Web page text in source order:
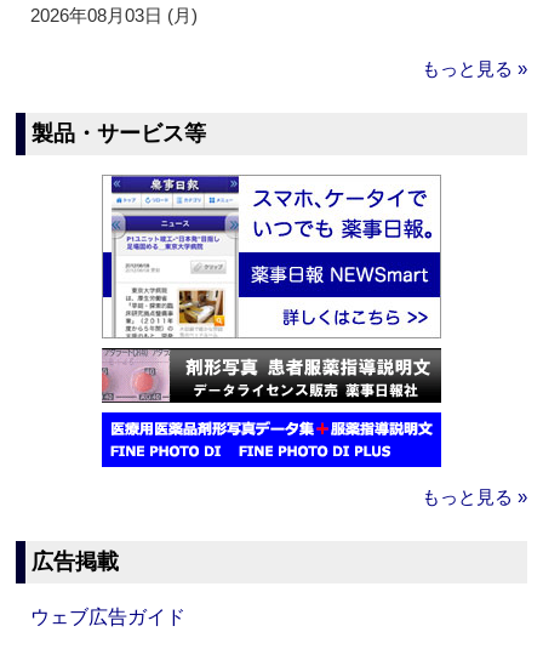
2026年08月03日 (月)
もっと見る »
製品・サービス等
もっと見る »
広告掲載
ウェブ広告ガイド